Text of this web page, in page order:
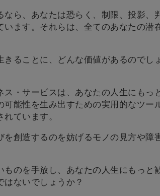
ら、あなたは恐らく、制限、投影、判
います。それらは、全てのあなたの潜
ることに、どんな価値があるのでし
ス・サービスは、あなたの人生にもっ
可能性を生み出すための実用的なツー
ています。
を創造するのを妨げるモノの見方や障
のを手放し、あなたの人生にもっと
ないでしょうか？